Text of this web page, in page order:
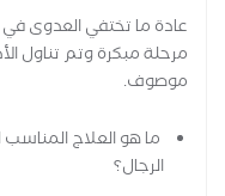
مرحلة مبكرة وتم تناول
موصوف.
ما هو العلاج
الرجال؟